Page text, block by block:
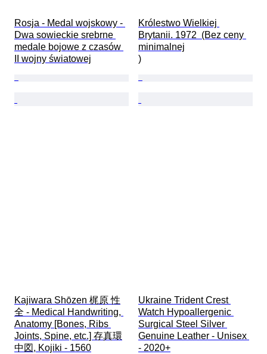
Rosja - Medal wojskowy -
Dwa sowieckie srebrne
medale bojowe z czasów
II wojny światowej
Królestwo Wielkiej
Brytanii. 1972  (Bez ceny
minimalnej
)
Kajiwara Shōzen 梶原 性
全 - Medical Handwriting,
Anatomy [Bones, Ribs
Joints, Spine, etc.] 存真環
中図, Kojiki - 1560
Ukraine Trident Crest
Watch Hypoallergenic
Surgical Steel Silver
Genuine Leather - Unisex
- 2020+